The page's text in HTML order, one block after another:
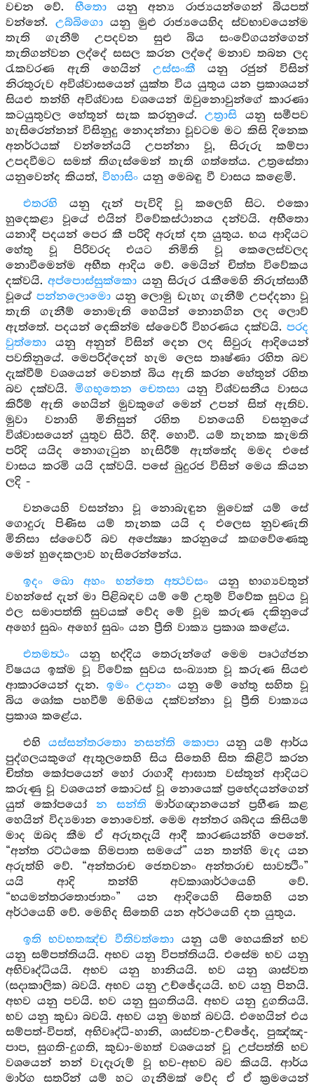
වචන වේ. භීතොයනු අන්‍ය රාජ්‍යයන්ගෙන් බියපත්
වන්නේ. උබ්බිගොයනු මුළු රාජ්‍යයෙහිද ස්වභාවයෙන්ම
තැති ගැනීම් උපදවන සුළු බිය සංවේගයන්ගෙන්
තැතිගන්වන ලද්දේ සසල කරන ලද්දේ මනාව තබන ලද
රැකවරණ ඇති හෙයින් උස්සංකී යනු රජුන් විසින්
නිරතුරුව අවිශ්වාසයෙන් යුක්ත විය යුතුය යන ප්‍රකාශයන්
සියළු තන්හි අවිශ්වාස වශයෙන් ඔවුනොවුන්ගේ කාරණා
කටයුතුවල හේතූන් සැක කරනුයේ.උත්‍රාසි යනු සමීපව
හැසිරෙන්නන් විසිනුදු නොදන්නා වූවටම මට කිසි දිනෙක
අනර්ථයක් වන්නේයයි උපන්නා වූ, සිරුරු කම්පා
උපදවීමට සමත් තිගැස්මෙන් තැති ගත්තේය. උත්‍රසේතා
යනුවෙන්ද කියත්, විහාසිං යනු මෙබඳු වී වාසය කළෙමි.
එතරහි යනු දැන් පැවිදි වූ කලෙහි සිට. එකො
හුදෙකළා වූයේ එයින් විවේකස්ථානය දන්වයි. අභීතො
යනාදී පදයන් පෙර කී පරිදි අරුත් දත යුතුය. භය ආදියට
හේතු වූ පිරිවරද එයට නිමිති වූ කෙලෙස්වලද
නොවීමෙන්ම අභීත ආදිය වේ. මෙයින් චිත්ත විවේකය
දක්වයි.අප්පොස්සුක්කො යනු සිරුර රැකීමෙහි නිරුත්සාහී
වූයේපන්නලොමො යනු ලොමු ඩැහැ ගැනීම් උපද්දනා වූ
තැති ගැනීම් නොමැති හෙයින් නොනගින ලද ලොව්
ඇත්තේ. පදයන් දෙකින්ම ස්වෛරී විහරණය දක්වයි. පරද
වුත්තො යනු අනුන් විසින් දෙන ලද සිවුරු ආදියෙන්
පවතිනුයේ. මෙපරිද්දෙන් හැම ලෙස තෘෂ්ණා රහිත බව
දැක්වීම් වශයෙන් වෙනත් බිය ඇති කරන හේතුන් රහිත
බව දක්වයි. මිගභූතෙන චෙතසා යනු විශ්වසනීය වාසය
කිරීම් ඇති හෙයින් මුවකුගේ මෙන් උපන් සිත් ඇතිව.
මුවා වනාහි මිනිසුන් රහිත වනයෙහි වසනුයේ
විශ්වාසයෙන් යුතුව සිටී. හිදී. හොවී. යම් තැනක කැමති
පරිදි යයිද නොගැටුන හැසිරීම් ඇත්තේද මමද එසේ
වාසය කරමි යයි දක්වයි. පසේ බුදුරජ විසින් මෙය කියන
ලදි -
වනයෙහි වසන්නා වූ නොබැඳුන මුවෙක් යම් සේ
ගොදුරු පිණිස යම් තැනක යයි ද එලෙස නුවණැති
මිනිසා ස්වෛරී බව අපේක්‍ෂා කරනුයේ කඟවේණෙකු
මෙන් හුදෙකලාව හැසිරෙන්නේය.
ඉදං ඛො අහං භන්තෙ අත්‍ථවසං යනු භාග්‍යවතුන්
වහන්සේ දැන් මා පිළිබඳව යම් මේ උතුම් විවේක සුවය වූ
ඵල සමාපත්ති සුවයක් වේද මේ වූම කරුණ දකිනුයේ
අහෝ සුඛං අහෝ සුඛං යන ප්‍රීති වාක්‍ය ප්‍රකාශ කළේය.
එතමත්‍ථංයනු භද්දිය තෙරුන්ගේ මෙම පෘථග්ජන
විෂයය ඉක්ම වූ විවේක සුවය සංඛ්‍යාත වූ කරුණ සියළු
ආකාරයෙන් දැන. ඉමං උදානංයනු මේ හේතු සහිත වූ
බිය ශෝක පහවීම් මහිමය දක්වන්නා වූ ප්‍රීති වාක්‍යය
ප්‍රකාශ කළේය.
එහි යස්සන්තරතො නසන්ති කොපායනු යම් ආර්ය
පුද්ගලයකුගේ ඇතුලතෙහි සිය සිතෙහි සිත කිළිටි කරන
චිත්ත කෝපයෙන් හෝ රාගාදී ආඝාත වස්තූන් ආදියට
කරුණු වූ වශයෙන් කොටස් වූ නොයෙක් ප්‍රභේදයන්ගෙන්
යුත් කෝපයෝ න සන්ති මාර්ගඥානයෙන් ප්‍රහීණ කළ
හෙයින් විද්‍යමාන නොවෙත්. මෙම අන්තර ශබ්දය කිසියම්
මාද ඔබද කීම ඒ අරුතදැයි ආදී කාරණයන්හි පෙනේ.
“අන්ත රට්ඨකෙ හිමපාත සමයේ” යන තන්හි මැද යන
අරුත්හි වේ. “අන්තරාච ජෙතවනං අන්තරාච සාවත්‍ථිං”
යයි ආදි තන්හි අවකාශාර්ථයෙහි වේ.
“භයමන්තරතොජාතං” යන ආදියෙහි සිතෙහි යන
අර්ථයෙහි වේ. මෙහිද සිතෙහි යන අර්ථයෙහි දත යුතුය.
ඉති භවභතඤ්ච වීතිවත්තො යනු යම් හෙයකින් භව
යනු සම්පත්තියයි. අභව යනු විපත්තියයි. එසේම භව යනු
අභිවෘද්ධියයි. අභව යනු හානියයි. භව යනු ශාස්වත
(සදාකාලික) බවයි. අභව යනු උච්ඡේදයයි. භව යනු පිනයි.
අභව යනු පවයි. භව යනු සුගතියයි. අභව යනු දුගතියයි.
භව යනු කුඩා බවයි. අභව යනු මහත් බවයි. එහෙයින් එය
සම්පත්-විපත්, අභිවෘද්ධි-හානි, ශාස්වත-උච්ඡේද, පුඤ්ඤ-
පාප, සුගති-දුගති, කුඩා-මහත් වශයෙන් වූ උප්පත්ති භව
වශයෙන් නන් වැදෑරුම් වූ භව-අභව බව කියයි. ආර්ය
මාර්ග සතරින් යම් හට ගැනීමක් වේද ඒ ඒ ක්‍රමයෙන්